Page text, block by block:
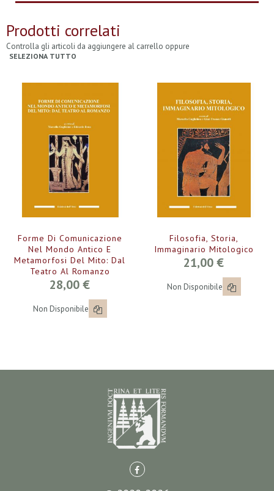
Prodotti correlati
Controlla gli articoli da aggiungere al carrello oppure
SELEZIONA TUTTO
Forme Di Comunicazione
Nel Mondo Antico E
Metamorfosi Del Mito: Dal
Teatro Al Romanzo
28,00 €
Non Disponibile
Filosofia, Storia,
Immaginario Mitologico
21,00 €
Non Disponibile